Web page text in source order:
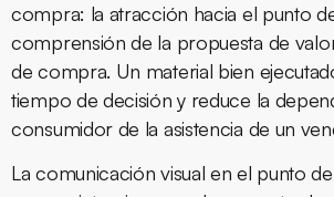
compra: la atracción hacia el punto
comprensión de la propuesta de
de compra. Un material bien
tiempo de decisión y reduce la
consumidor de la asistencia de un
La comunicación visual en el punto